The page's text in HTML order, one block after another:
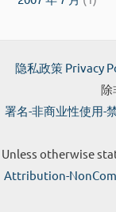
隐私政策 Privacy
除
署名-非商业性使用-
Unless otherwise
Attribution-